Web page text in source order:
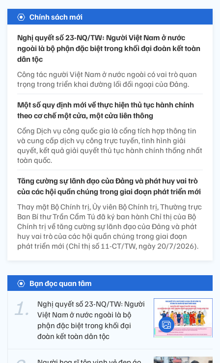
Chính sách mới
Nghị quyết số 23-NQ/TW: Người Việt Nam ở nước
ngoài là bộ phận đặc biệt trong khối đại đoàn kết toàn
dân tộc
Công tác người Việt Nam ở nước ngoài có vai trò quan
trọng trong triển khai đường lối đối ngoại của Đảng.
Một số quy định mới về thực hiện thủ tục hành chính
theo cơ chế một cửa, một cửa liên thông
Cổng Dịch vụ công quốc gia là cổng tích hợp thông tin
và cung cấp dịch vụ công trực tuyến, tình hình giải
quyết, kết quả giải quyết thủ tục hành chính thống nhất
toàn quốc.
Tăng cường sự lãnh đạo của Đảng và phát huy vai trò
của các hội quần chúng trong giai đoạn phát triển mới
Thay mặt Bộ Chính trị, Ủy viên Bộ Chính trị, Thường trực
Ban Bí thư Trần Cẩm Tú đã ký ban hành Chỉ thị của Bộ
Chính trị về tăng cường sự lãnh đạo của Đảng và phát
huy vai trò của các hội quần chúng trong giai đoạn
phát triển mới (Chỉ thị số 11-CT/TW, ngày 20/7/2026).
Bạn đọc quan tâm
Nghị quyết số 23-NQ/TW: Người
Việt Nam ở nước ngoài là bộ
phận đặc biệt trong khối đại
đoàn kết toàn dân tộc